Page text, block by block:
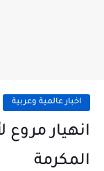
اخبار عالمية وعربية
انهيار مروع
المكرمة